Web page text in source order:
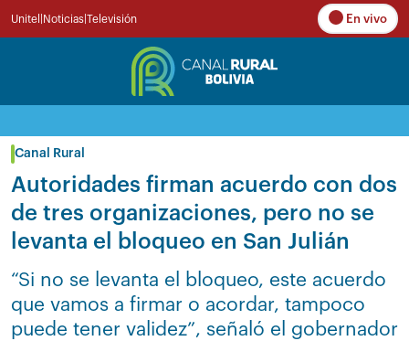
Unitel Noticias Televisión En vivo
Canal Rural
Autoridades firman acuerdo con dos
de tres organizaciones, pero no se
levanta el bloqueo en San Julián
“Si no se levanta el bloqueo, este acuerdo
que vamos a firmar o acordar, tampoco
puede tener validez”, señaló el gobernador